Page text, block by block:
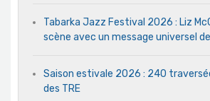
Tabarka Jazz Festival 2026 : Liz
scène avec un message universel
Saison estivale 2026 : 240
des TRE